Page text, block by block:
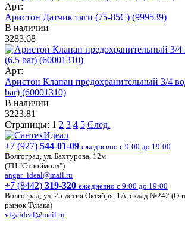
Арт:
Аристон Датчик тяги (75-85С) (999539)
В наличии
3283.68
Арт:
Аристон Клапан предохранительный 3/4
bar) (60001310)
В наличии
3223.81
Страницы: 1 2 3 4 5 След.
+7 (927) 544-01-09 ежедневно с 9:00 до 19:00
Волгоград, ул. Бахтурова, 12м
(ТЦ "Строймолл")
angar_ideal@mail.ru
+7 (8442) 319-320 ежедневно с 9:00 до 19:00
Волгоград, ул. 25-летия Октября, 1А, склад №242
рынок Тулака)
vlgaideal@mail.ru